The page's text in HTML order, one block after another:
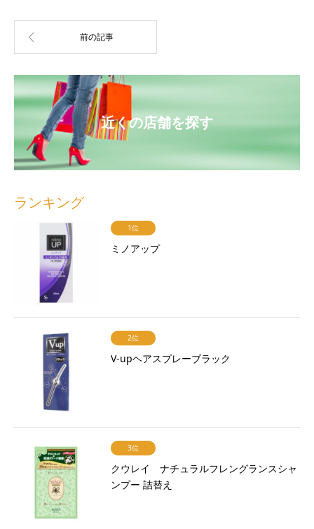
近くの店舗を探す
ランキング
1位
ミノアップ
2位
V-upヘアスプレーブラック
3位
クウレイ ナチュラルフレングランスシャ
ンプー 詰替え